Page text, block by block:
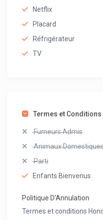
Netflix
Placard
Réfrigérateur
TV
Termes et Conditions
Fumeurs Admis
Animaux
Parti
Enfants Bienvenus
Politique D'Annulation
Termes et conditions